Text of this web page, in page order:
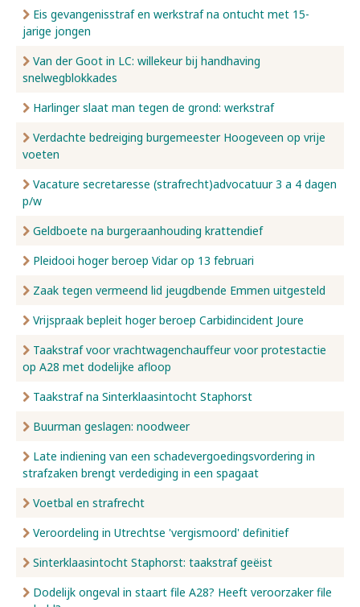
Eis gevangenisstraf en werkstraf na ontucht met 15-
jarige jongen
Van der Goot in LC: willekeur bij handhaving
snelwegblokkades
Harlinger slaat man tegen de grond: werkstraf
Verdachte bedreiging burgemeester Hoogeveen op vrije
voeten
Vacature secretaresse (strafrecht)advocatuur 3 a 4 dagen
p/w
Geldboete na burgeraanhouding krattendief
Pleidooi hoger beroep Vidar op 13 februari
Zaak tegen vermeend lid jeugdbende Emmen uitgesteld
Vrijspraak bepleit hoger beroep Carbidincident Joure
Taakstraf voor vrachtwagenchauffeur voor protestactie
op A28 met dodelijke afloop
Taakstraf na Sinterklaasintocht Staphorst
Buurman geslagen: noodweer
Late indiening van een schadevergoedingsvordering in
strafzaken brengt verdediging in een spagaat
Voetbal en strafrecht
Veroordeling in Utrechtse 'vergismoord' definitief
Sinterklaasintocht Staphorst: taakstraf geëist
Dodelijk ongeval in staart file A28? Heeft veroorzaker file